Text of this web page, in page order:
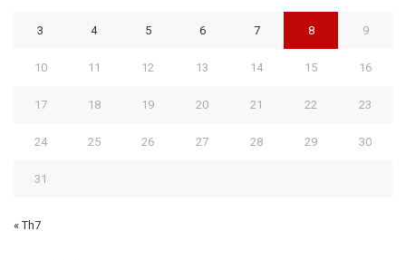
3 4 5 6 7 8 9
10 11 12 13 14 15 16
17 18 19 20 21 22 23
24 25 26 27 28 29 30
31
« Th7